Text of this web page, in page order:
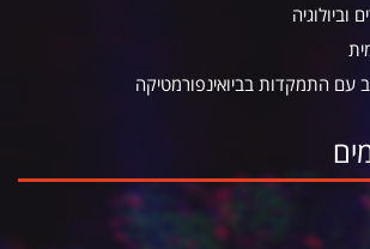
התמקדות בביואינפורמטיקה